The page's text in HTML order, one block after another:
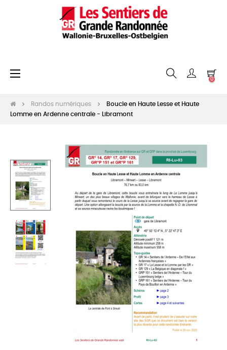
Basculer
☰
0
Randos numériques
Boucle en Haute Lesse et Haute
Lomme en Ardenne centrale - Libramont